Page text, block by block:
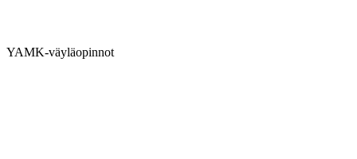
YAMK-väyläopinnot